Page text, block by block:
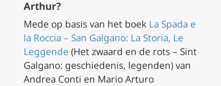
Arthur?
Mede op basis van het boek La Spada e
la Roccia – San Galgano: La Storia, Le
Leggende (Het zwaard en de rots – Sint
Galgano: geschiedenis, legenden) van
Andrea Conti en Mario Arturo